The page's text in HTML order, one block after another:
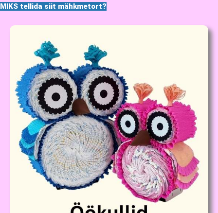
MIKS tellida siit mähkmetort?